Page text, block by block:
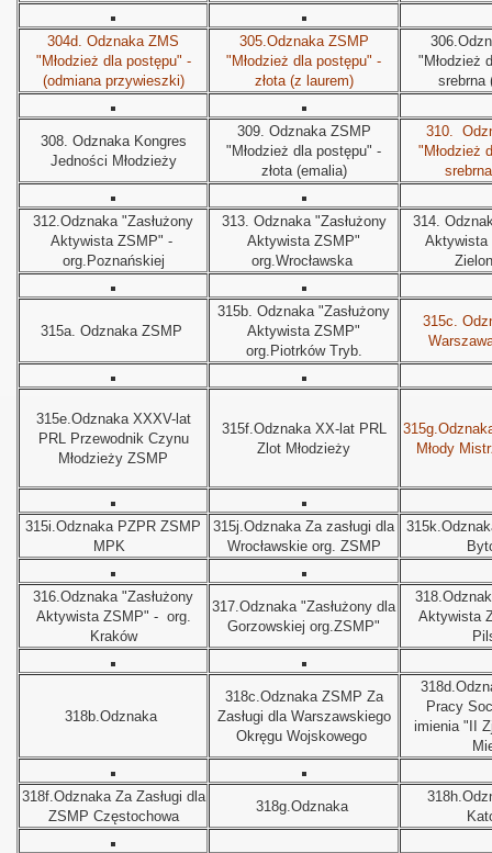
304d. Odznaka ZMS
"Młodzież dla postępu" -
(odmiana przywieszki)
305.Odznaka ZSMP
"Młodzież dla postępu" -
złota (z laurem)
"Młodzież
srebrna
308. Odznaka Kongres
Jedności Młodzieży
309. Odznaka ZSMP
"Młodzież dla postępu" -
złota (emalia)
310.
"Młodzież
312.Odznaka "Zasłużony
Aktywista ZSMP" -
org.Poznańskiej
313. Odznaka "Zasłużony
Aktywista ZSMP"
org.Wrocławska
314.
Aktywista
315a. Odznaka ZSMP
315b. Odznaka "Zasłużony
Aktywista ZSMP"
org.Piotrków Tryb.
315c.
315e.Odznaka XXXV-lat
PRL Przewodnik Czynu
Młodzieży ZSMP
315f.Odznaka XX-lat PRL
Zlot Młodzieży
Młody
315i.Odznaka PZPR ZSMP
MPK
315j.Odznaka Za zasługi dla
Wrocławskie org. ZSMP
316.Odznaka "Zasłużony
Aktywista ZSMP" - org.
Kraków
317.Odznaka "Zasłużony dla
Gorzowskiej org.ZSMP"
Aktywista
318b.Odznaka
318c.Odznaka ZSMP Za
Zasługi dla Warszawskiego
Okręgu Wojskowego
318d.
Pracy
imienia "II
318f.Odznaka Za Zasługi dla
ZSMP Częstochowa
318g.Odznaka
318h.